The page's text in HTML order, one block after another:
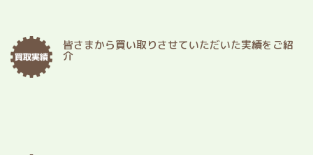
皆さまから買い取りさせていただいた実績をご紹
介